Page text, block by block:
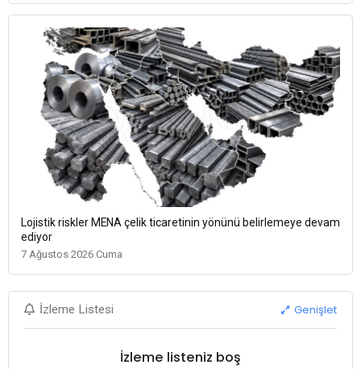
Lojistik riskler MENA çelik ticaretinin yönünü belirlemeye devam
ediyor
7 Ağustos 2026 Cuma
İzleme Listesi Genişlet
İzleme listeniz boş